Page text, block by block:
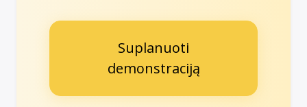
Suplanuoti
demonstraciją